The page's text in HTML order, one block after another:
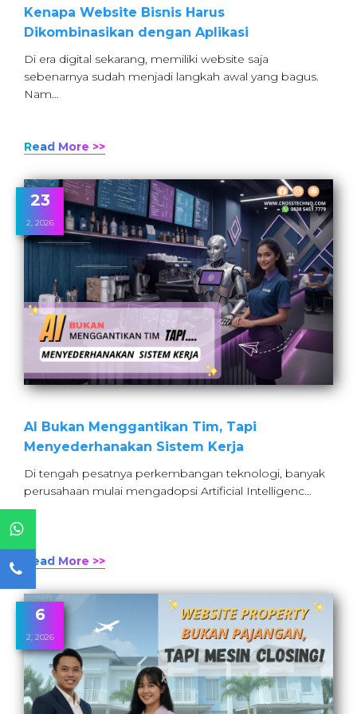
Kenapa Website Bisnis Harus
Dikombinasikan dengan Aplikasi
Di era digital sekarang, memiliki website saja
sebenarnya sudah menjadi langkah awal yang bagus.
Nam…
Read More >>
23
2, 2026
AI Bukan Menggantikan Tim, Tapi
Menyederhanakan Sistem Kerja
Di tengah pesatnya perkembangan teknologi, banyak
perusahaan mulai mengadopsi Artificial Intelligenc…
Read More >>
6
2, 2026